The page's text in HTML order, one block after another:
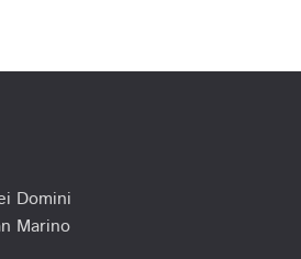
Domini
Marino